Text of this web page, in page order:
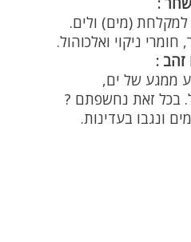
למקלחת (מים) ולים.
ניקוי ואלכוהול.
זהב :
ממגע של ים,
בכל זאת נחשפתם ?
ונגבו בעדינות.